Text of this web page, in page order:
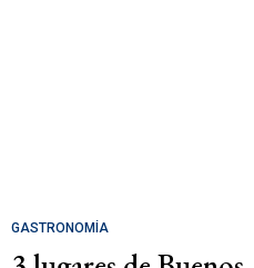
GASTRONOMÍA